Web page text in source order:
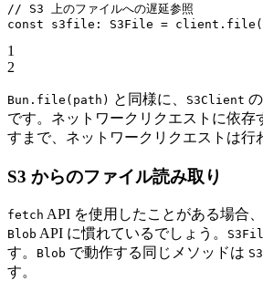
// S3 上のファイルへの遅延参照
const s3file : S3File = client. file (
1
2
Bun.file(path) と同様に、 S3Client の
です。ネットワークリクエストに依存
すまで、ネットワークリクエストは行
S3 からのファイル読み取り
fetch API を使用したことがある場合、
Blob API に慣れているでしょう。
す。
Blob で動作する同じメソッドは
す。